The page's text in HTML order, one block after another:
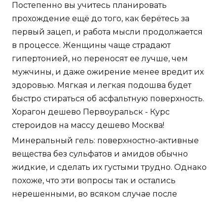
Постепенно вы учитесь планировать
прохождение ещё до того, как берётесь за
первый зацеп, и работа мысли продолжается
в процессе. Женщины чаще страдают
гипертонией, но переносят ее лучше, чем
мужчины, и даже ожирение менее вредит их
здоровью. Мягкая и легкая подошва будет
быстро стираться об асфальтную поверхность.
Хорагон дешево Первоуральск - Курс
стероидов на массу дешево Москва!
Минеральный гель: поверхностно-активные
вещества без сульфатов и амидов обычно
жидкие, и сделать их густыми трудно. Однако
похоже, что эти вопросы так и остались
нерешенными, во всяком случае после